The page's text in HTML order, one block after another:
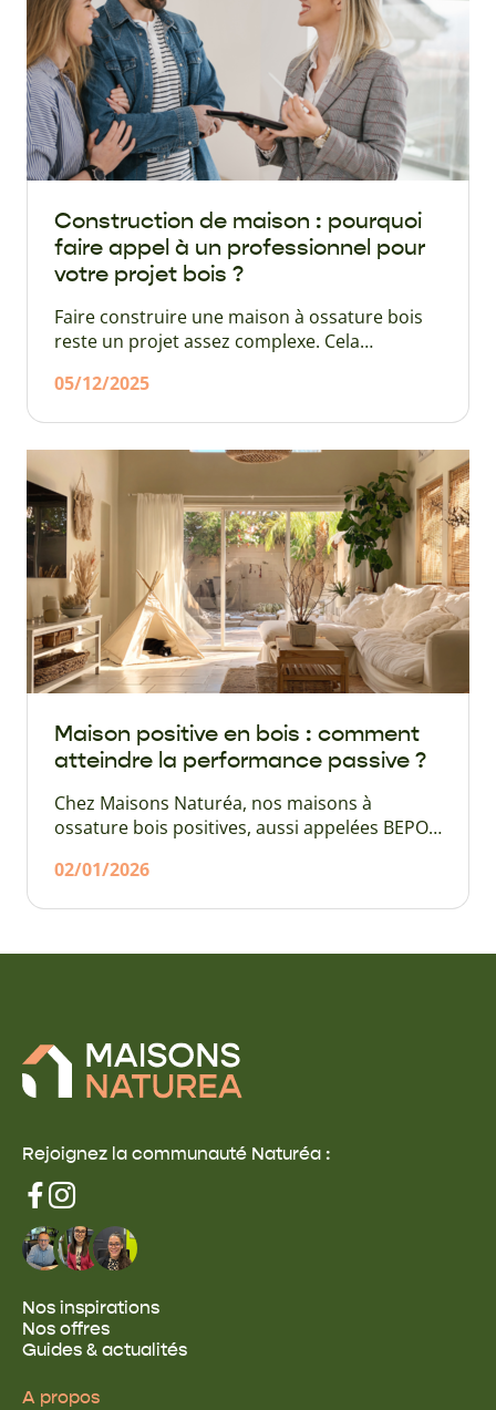
Construction de maison : pourquoi
faire appel à un professionnel pour
votre projet bois ?
Faire construire une maison à ossature bois
reste un projet assez complexe. Cela
un sens de l’organisation et une connaissance
premier réseau français de constructeurs de
maisons bois est un gage de qualité.
05/12/2025
Maison positive en bois : comment
atteindre la performance passive ?
Chez Maisons Naturéa, nos maisons à
ossature bois positives, aussi appelées BEPOS
cahier des charges très strict pour atteindre
que votre maison produise plus d’énergie
02/01/2026
Rejoignez la communauté Naturéa :
Nos inspirations
Nos offres
Guides & actualités
A propos